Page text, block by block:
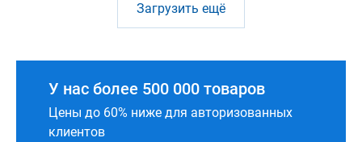
Загрузить ещё
У нас более 500 000 товаров
Цены до 60% ниже для авторизованных
клиентов